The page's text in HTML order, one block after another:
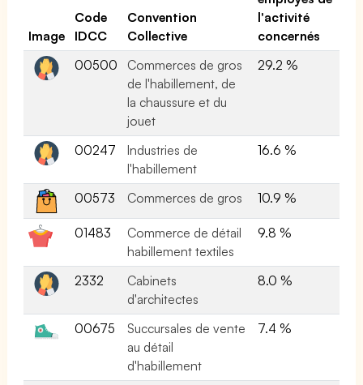
Image
Code
IDCC
Convention
Collective
l'activité
concernés
00500
Commerces de gros
de l'habillement, de
la chaussure et du
jouet
29.2 %
00247
Industries de
l'habillement
16.6 %
00573 Commerces de gros 10.9 %
01483
Commerce de détail
habillement textiles
9.8 %
2332
Cabinets
d'architectes
8.0 %
00675
Succursales de vente
au détail
d'habillement
7.4 %